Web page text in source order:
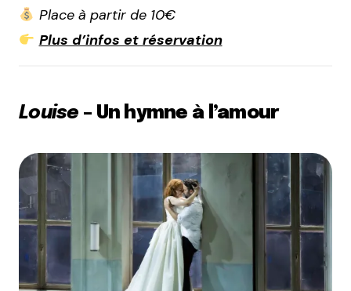
Place à partir de 10€
Plus d’infos et réservation
Louise – Un hymne à l’amour